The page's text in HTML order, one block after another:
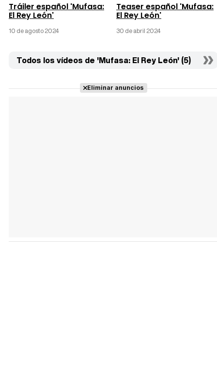
Tráiler español 'Mufasa:
El Rey León'
10 de agosto 2024
Teaser español 'Mufasa:
El Rey León'
30 de abril 2024
Todos los vídeos de 'Mufasa: El Rey León' (5)
Eliminar anuncios